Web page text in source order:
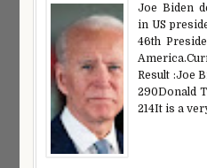
Joe Biden
in US
46th
Result :Joe
290Donald
214It is a